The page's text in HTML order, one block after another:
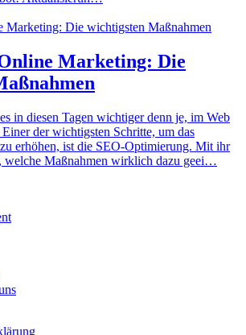
Marketing: Die
in diesen Tagen wichtiger denn je, im Web
der wichtigsten Schritte, um das
erhöhen, ist die SEO-Optimierung. Mit ihr
welche Maßnahmen wirklich dazu geei…